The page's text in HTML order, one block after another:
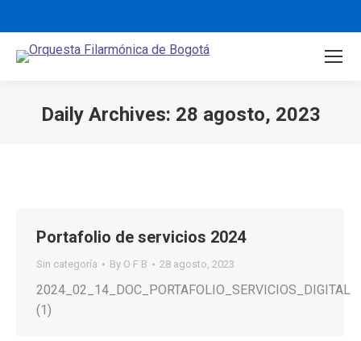
Daily Archives: 28 agosto, 2023
Portafolio de servicios 2024
Sin categoría By O F B 28 agosto, 2023
2024_02_14_DOC_PORTAFOLIO_SERVICIOS_DIGITAL
(1)